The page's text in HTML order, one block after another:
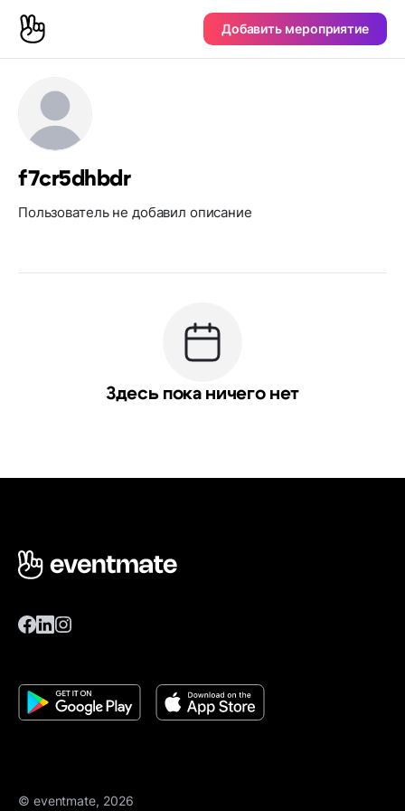
Добавить мероприятие
f7cr5dhbdr
Пользователь не добавил описание
Здесь пока ничего нет
© eventmate, 2026